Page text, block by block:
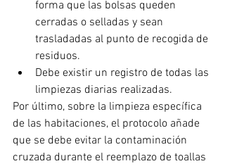
forma que las bolsas queden
cerradas o selladas y sean
trasladadas al punto de recogida de
residuos.
Debe existir un registro de todas las
limpiezas diarias realizadas.
Por último, sobre la limpieza específica
de las habitaciones, el protocolo añade
que se debe evitar la contaminación
cruzada durante el reemplazo de toallas